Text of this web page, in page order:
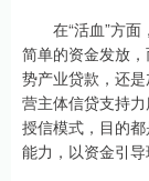
在“活血”方面
简单的资金发放
势产业贷款，还
营主体信贷支持
授信模式，目的
能力，以资金引导